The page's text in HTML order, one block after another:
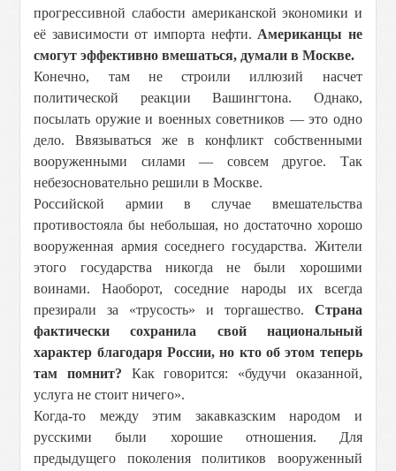
прогрессивной слабости американской экономики и
её зависимости от импорта нефти. Американцы не
смогут эффективно вмешаться, думали в Москве.
Конечно, там не строили иллюзий насчет
политической реакции Вашингтона. Однако,
посылать оружие и военных советников — это одно
дело. Ввязываться же в конфликт собственными
вооруженными силами — совсем другое. Так
небезосновательно решили в Москве.
Российской армии в случае вмешательства
противостояла бы небольшая, но достаточно хорошо
вооруженная армия соседнего государства. Жители
этого государства никогда не были хорошими
воинами. Наоборот, соседние народы их всегда
презирали за «трусость» и торгашество. Страна
фактически сохранила свой национальный
характер благодаря России, но кто об этом теперь
там помнит? Как говорится: «будучи оказанной,
услуга не стоит ничего».
Когда-то между этим закавказским народом и
русскими были хорошие отношения. Для
предыдущего поколения политиков вооруженный